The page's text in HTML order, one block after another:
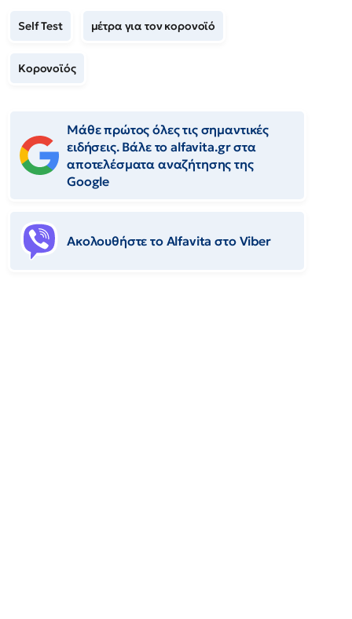
Self Test μέτρα για τον κορονοϊό
Κορονοϊός
Μάθε πρώτος όλες τις σημαντικές
ειδήσεις. Βάλε το alfavita.gr στα
αποτελέσματα αναζήτησης της
Google
Ακολουθήστε το Αlfavita στο Viber